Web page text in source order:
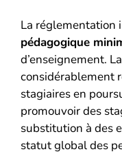
La réglementation
pédagogique
d’enseignement. La
considérablement
stagiaires en
promouvoir des
substitution à des
statut global des